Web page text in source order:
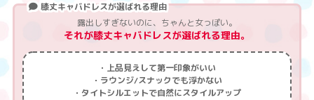
膝丈キャバドレスが選ばれる理由
露出しすぎないのに、ちゃんと女っぽい。
それが膝丈キャバドレスが選ばれる理由。
・上品見えして第一印象がいい
・ラウンジ/スナックでも浮かない
・タイトシルエットで自然にスタイルアップ